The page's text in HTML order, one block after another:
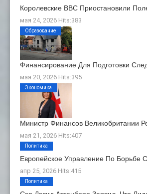
Королевские ВВС Приостановили
мая 24, 2026 Hits:383
Финансирование Для Подготовки
мая 20, 2026 Hits:395
Образование
Министр Финансов Великобритании
мая 21, 2026 Hits:407
Экономика
Европейское Управление По
апр 25, 2026 Hits:415
Политика
Политика